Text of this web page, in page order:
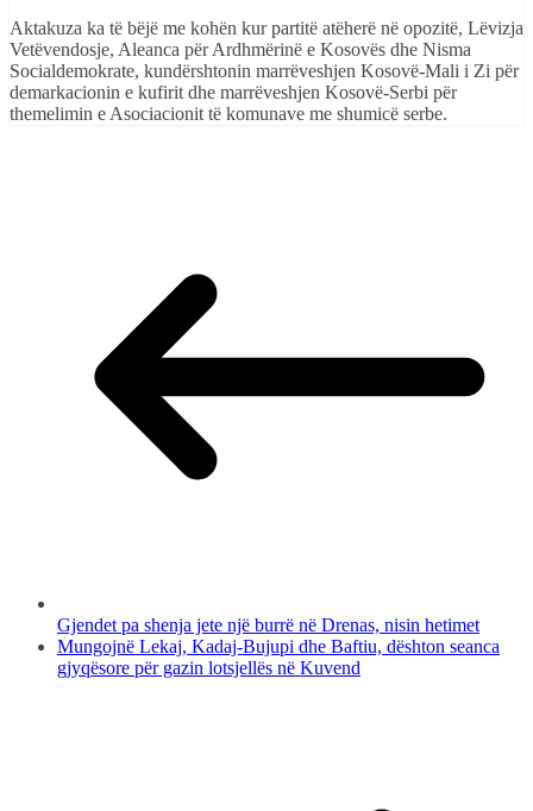
Aktakuza ka të bëjë me kohën kur partitë atëherë në opozitë, Lëvizja
Vetëvendosje, Aleanca për Ardhmërinë e Kosovës dhe Nisma
Socialdemokrate, kundërshtonin marrëveshjen Kosovë-Mali i Zi për
demarkacionin e kufirit dhe marrëveshjen Kosovë-Serbi për
themelimin e Asociacionit të komunave me shumicë serbe.
Gjendet pa shenja jete një burrë në Drenas, nisin hetimet
Mungojnë Lekaj, Kadaj-Bujupi dhe Baftiu, dështon seanca
gjyqësore për gazin lotsjellës në Kuvend